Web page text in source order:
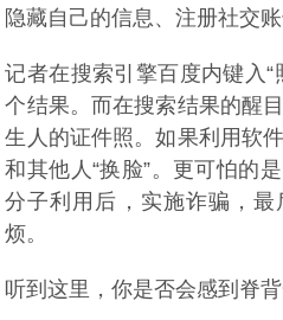
隐藏自己的信息、注册社交账
记者在搜索引擎百度内键入“
个结果。而在搜索结果的醒
生人的证件照。如果利用软
和其他人“换脸”。更可怕的
分子利用后，实施诈骗，
烦。
听到这里，你是否会感到脊背